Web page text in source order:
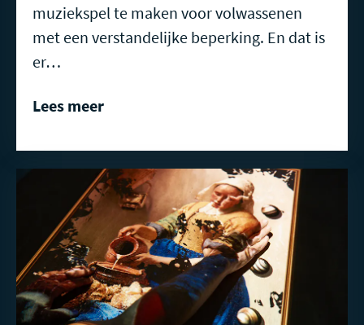
muziekspel te maken voor volwassenen
met een verstandelijke beperking. En dat is
er…
Lees meer